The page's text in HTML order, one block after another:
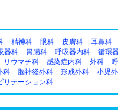
精神科 眼科 皮膚科 耳鼻科
器科 胃腸科 呼吸器内科
循環
リウマチ科 感染症内科 外科
科 脳神経外科 形成外科
小児
リテーション科